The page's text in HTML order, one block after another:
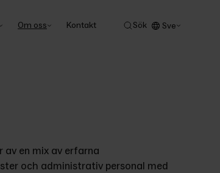
Om oss Kontakt Sök Sve
en mix av erfarna
och administrativ personal med